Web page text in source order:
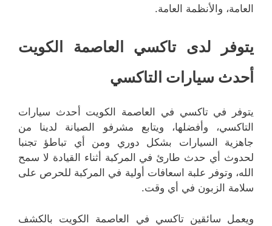
العامة، والأنظمة العامة.
يتوفر لدى تاكسي العاصمة الكويت
أحدث سيارات التاكسي
يتوفر في تاكسي في العاصمة الكويت أحدث سيارات
التاكسي، وأفضلها، ويتابع مشرفو الصيانة لدينا من
جاهزية السيارات بشكل دوري ومن أي تباطؤ تجنبا
لحدوث أي حدث طارئ في المركبة أثناء القيادة لا سمح
الله، وتوفر علبة اسعافات أولية في المركبة للحرص على
سلامة الزبون في أي وقت.
ويعمل سائقين تاكسي في العاصمة الكويت بالكشف